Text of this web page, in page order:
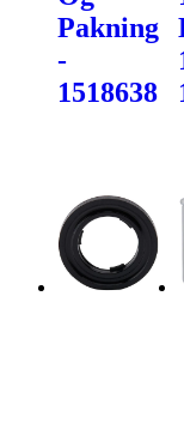
Pakning
-
1518638